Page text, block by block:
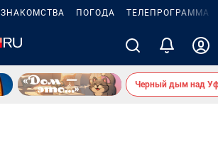
ЗНАКОМСТВА ПОГОДА ТЕЛЕПРОГРАММА
Черный дым над